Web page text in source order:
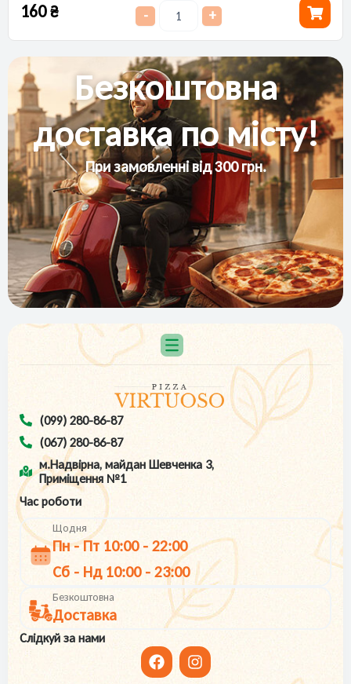
160₴ - +
Безкоштовна
доставка по місту!
При замовленні від 300 грн.
(099) 280-86-87
(067) 280-86-87
м.Надвірна, майдан Шевченка 3,
Приміщення №1
Час роботи
Щодня
Пн - Пт 10:00 - 22:00
Cб - Нд 10:00 - 23:00
Безкоштовна
Доставка
Слідкуй за нами
F
a
I
n